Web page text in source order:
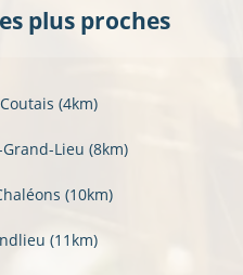
plus proches
(4km)
Lieu (8km)
(10km)
(11km)